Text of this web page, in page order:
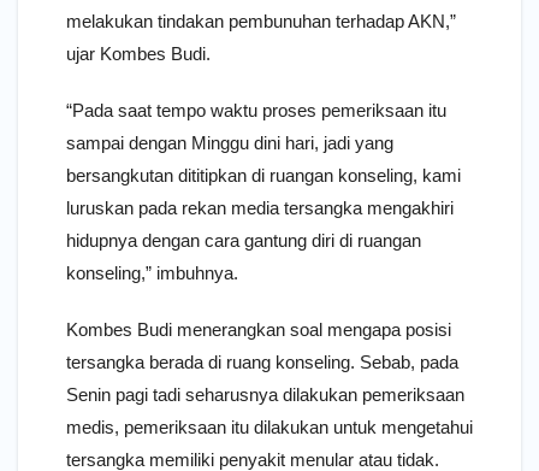
melakukan tindakan pembunuhan terhadap AKN,”
ujar Kombes Budi.
“Pada saat tempo waktu proses pemeriksaan itu
sampai dengan Minggu dini hari, jadi yang
bersangkutan dititipkan di ruangan konseling, kami
luruskan pada rekan media tersangka mengakhiri
hidupnya dengan cara gantung diri di ruangan
konseling,” imbuhnya.
Kombes Budi menerangkan soal mengapa posisi
tersangka berada di ruang konseling. Sebab, pada
Senin pagi tadi seharusnya dilakukan pemeriksaan
medis, pemeriksaan itu dilakukan untuk mengetahui
tersangka memiliki penyakit menular atau tidak.